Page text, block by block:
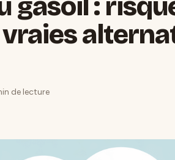
de lecture